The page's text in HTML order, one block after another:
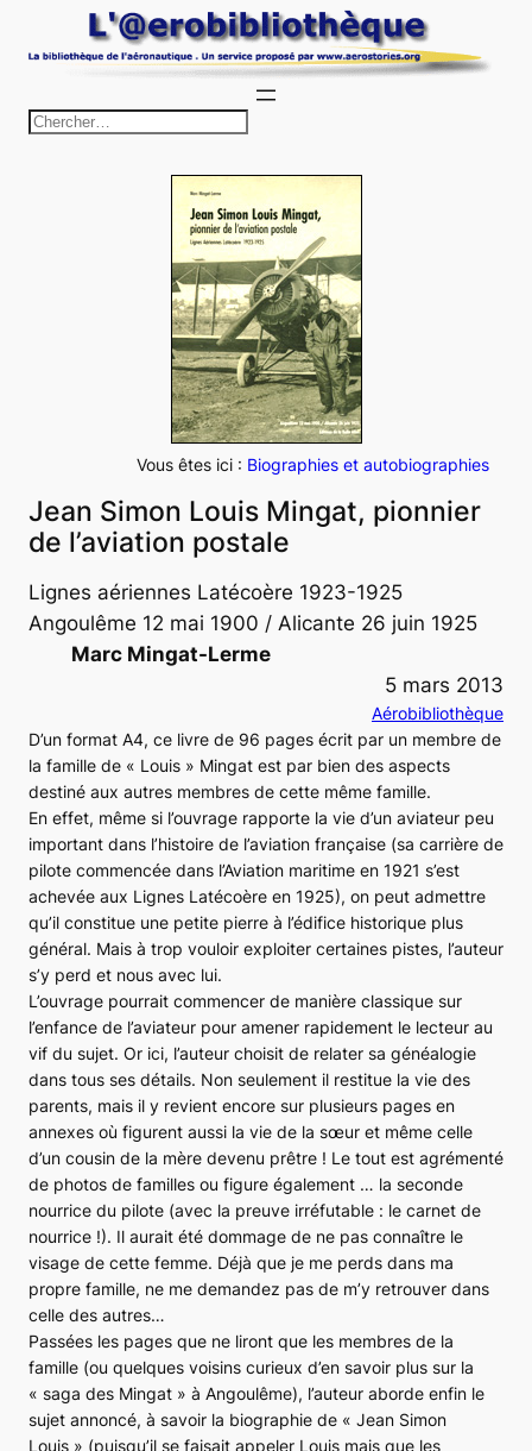
au
h
e
r
c
h
e
r
Vous êtes ici : Biographies et autobiographies
Jean Simon Louis Mingat, pionnier
de l’aviation postale
Lignes aériennes Latécoère 1923-1925
Angoulême 12 mai 1900 / Alicante 26 juin 1925
Marc Mingat-Lerme
5 mars 2013
Aérobibliothèque
D’un format A4, ce livre de 96 pages écrit par un membre de
la famille de « Louis » Mingat est par bien des aspects
destiné aux autres membres de cette même famille.
En effet, même si l’ouvrage rapporte la vie d’un aviateur peu
important dans l’histoire de l’aviation française (sa carrière de
pilote commencée dans l’Aviation maritime en 1921 s’est
achevée aux Lignes Latécoère en 1925), on peut admettre
qu’il constitue une petite pierre à l’édifice historique plus
général. Mais à trop vouloir exploiter certaines pistes, l’auteur
s’y perd et nous avec lui.
L’ouvrage pourrait commencer de manière classique sur
l’enfance de l’aviateur pour amener rapidement le lecteur au
vif du sujet. Or ici, l’auteur choisit de relater sa généalogie
dans tous ses détails. Non seulement il restitue la vie des
parents, mais il y revient encore sur plusieurs pages en
annexes où figurent aussi la vie de la sœur et même celle
d’un cousin de la mère devenu prêtre ! Le tout est agrémenté
de photos de familles ou figure également … la seconde
nourrice du pilote (avec la preuve irréfutable : le carnet de
nourrice !). Il aurait été dommage de ne pas connaître le
visage de cette femme. Déjà que je me perds dans ma
propre famille, ne me demandez pas de m’y retrouver dans
celle des autres…
Passées les pages que ne liront que les membres de la
famille (ou quelques voisins curieux d’en savoir plus sur la
« saga des Mingat » à Angoulême), l’auteur aborde enfin le
sujet annoncé, à savoir la biographie de « Jean Simon
Louis » (puisqu’il se faisait appeler Louis mais que les